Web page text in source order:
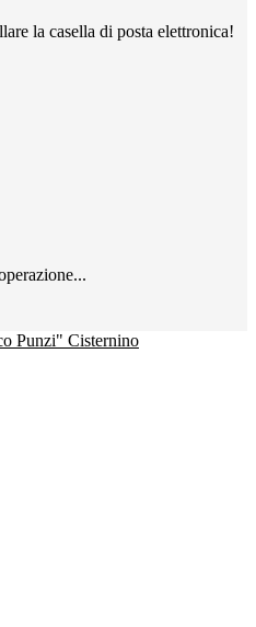
la casella di posta elettronica!